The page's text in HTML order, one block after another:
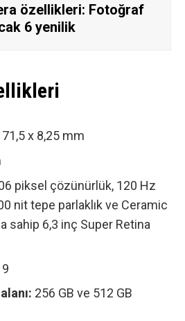
özellikleri: Fotoğraf
6 yenilik
x 8,25 mm
piksel çözünürlük, 120 Hz
nit tepe parlaklık ve Ceramic
sahip 6,3 inç Super Retina
256 GB ve 512 GB